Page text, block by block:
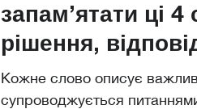
запам’ятати ці
рішення,
Кожне слово описує
супроводжується